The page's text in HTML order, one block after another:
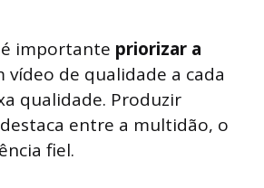
importante priorizar a
de qualidade a cada
qualidade. Produzir
entre a multidão, o
fiel.